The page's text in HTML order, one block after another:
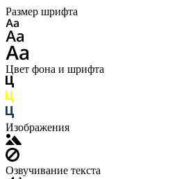
Размер шрифта
Цвет фона и шрифта
Изображения
Озвучивание текста